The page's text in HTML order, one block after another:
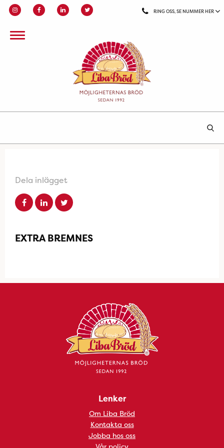
RING OSS, SE NUMMER HER
Dela inlägget
EXTRA BREMNES
Lenker
Om Liba Bröd
Kontakta oss
Jobba hos oss